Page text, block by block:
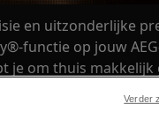
en uitzonderlijke
functie op jouw
je om thuis makkelijk
een specifieke selectie
Verder